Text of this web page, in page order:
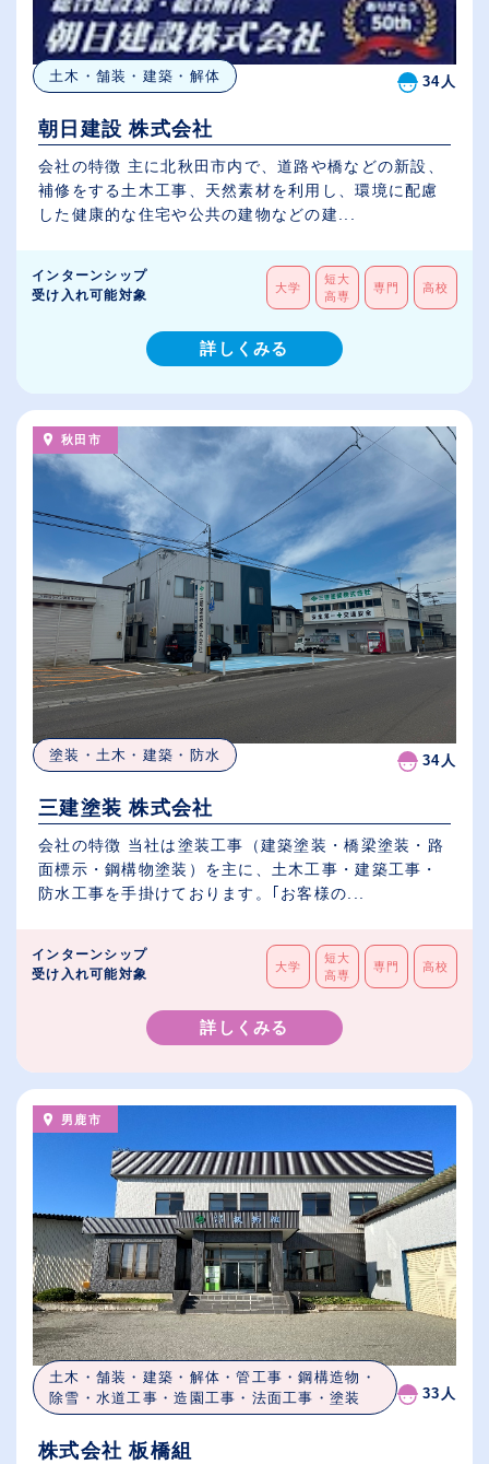
土木・舗装・建築・解体 34人
朝日建設 株式会社
会社の特徴 主に北秋田市内で、道路や橋などの新設、
補修をする土木工事、天然素材を利用し、環境に配慮
した健康的な住宅や公共の建物などの建...
インターンシップ
受け入れ可能対象
大学
短大
高専
専門 高校
詳しくみる
秋田市
塗装・土木・建築・防水 34人
三建塗装 株式会社
会社の特徴 当社は塗装工事（建築塗装・橋梁塗装・路
面標示・鋼構物塗装）を主に、土木工事・建築工事・
防水工事を手掛けております。｢お客様の...
インターンシップ
受け入れ可能対象
大学
短大
高専
専門 高校
詳しくみる
男鹿市
土木・舗装・建築・解体・管工事・鋼構造物・
除雪・水道工事・造園工事・法面工事・塗装
33人
株式会社 板橋組